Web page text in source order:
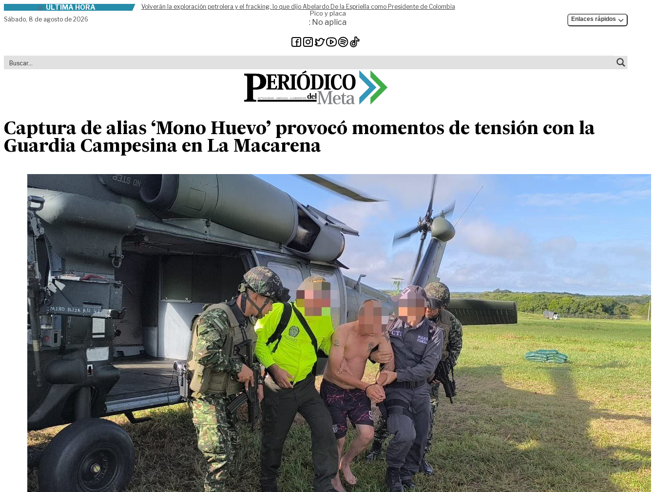
Skip to contentÚLTIMA HORA
Volverán la exploración petrolera y el fracking, lo que dijo Abelardo De la Espriella como Presidente de Colombia
Sábado, 8 de agosto de 2026
Pico y placa
: No aplica Enlaces rápidos
Captura de alias ‘Mono Huevo’ provocó momentos de tensión con la
Guardia Campesina en La Macarena